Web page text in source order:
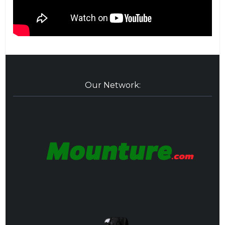
Our Network: